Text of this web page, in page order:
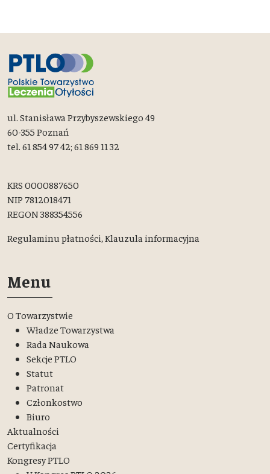
ul. Stanisława Przybyszewskiego 49
60-355 Poznań
tel. 61 854 97 42; 61 869 11 32
KRS 0000887650
NIP 7812018471
REGON 388354556
Regulaminu płatności,Klauzula informacyjna
Menu
O Towarzystwie
Władze Towarzystwa
Rada Naukowa
Sekcje PTLO
Statut
Patronat
Członkostwo
Biuro
Aktualności
Certyfikacja
Kongresy PTLO